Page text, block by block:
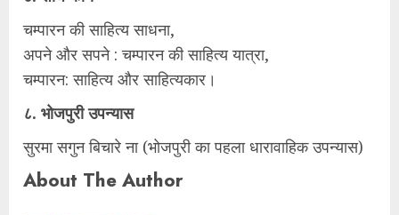
चम्पारन की साहित्य साधना,
अपने और सपने : चम्पारन की साहित्य यात्रा,
चम्पारन: साहित्य और साहित्यकार।
८. भोजपुरी उपन्यास
सुरमा सगुन बिचारे ना (भोजपुरी का पहला धारावाहिक उपन्यास)
About The Author